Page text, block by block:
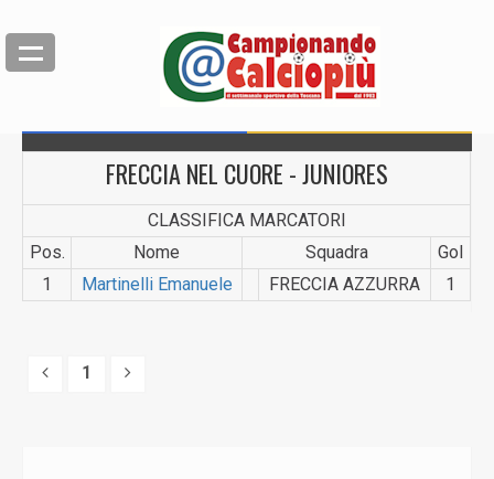
FRECCIA NEL CUORE - JUNIORES
CLASSIFICA MARCATORI
Pos.
Nome Squadra
Gol
1
Martinelli Emanuele FRECCIA AZZURRA 1
1